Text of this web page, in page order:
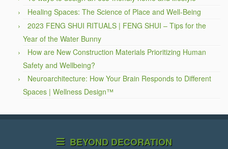
Healing Spaces: The Science of Place and Well-Being
2023 FENG SHUI RITUALS | FENG SHUI – Tips for the
Year of the Water Bunny
How are New Construction Materials Prioritizing Human
Safety and Wellbeing?
Neuroarchitecture: How Your Brain Responds to Different
Spaces | Wellness Design™
BEYOND DECORATION